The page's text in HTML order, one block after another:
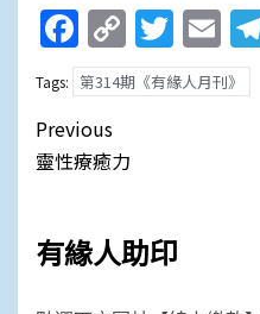
Facebook
Copy
Link
Tags: 第314期《有緣人月刊》
Post
navigation
Previous
靈性療癒力
有緣人助印